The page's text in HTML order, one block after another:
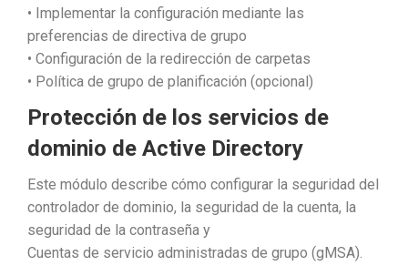
• Implementar la configuración mediante las
preferencias de directiva de grupo
• Configuración de la redirección de carpetas
• Política de grupo de planificación (opcional)
Protección de los servicios de
dominio de Active Directory
Este módulo describe cómo configurar la seguridad del
controlador de dominio, la seguridad de la cuenta, la
seguridad de la contraseña y
Cuentas de servicio administradas de grupo (gMSA).